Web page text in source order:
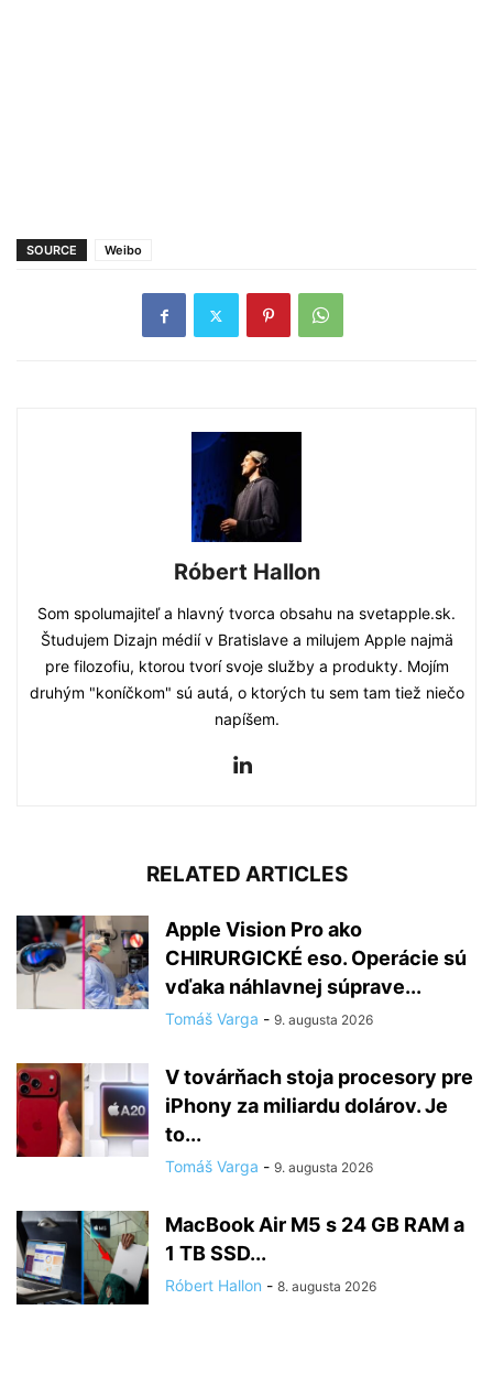
SOURCE Weibo
Róbert Hallon
Som spolumajiteľ a hlavný tvorca obsahu na svetapple.sk.
Študujem Dizajn médií v Bratislave a milujem Apple najmä
pre filozofiu, ktorou tvorí svoje služby a produkty. Mojím
druhým "koníčkom" sú autá, o ktorých tu sem tam tiež niečo
napíšem.
RELATED ARTICLES
Apple Vision Pro ako
CHIRURGICKÉ eso. Operácie sú
vďaka náhlavnej súprave...
Tomáš Varga - 9. augusta 2026
V továrňach stoja procesory pre
iPhony za miliardu dolárov. Je
to...
Tomáš Varga - 9. augusta 2026
MacBook Air M5 s 24 GB RAM a
1 TB SSD...
Róbert Hallon - 8. augusta 2026